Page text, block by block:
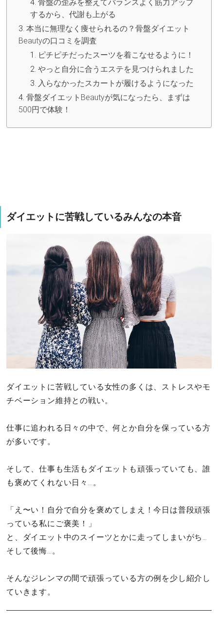
骨盤の歪みを整えてバランスよく筋力アップ
するから、代謝も上がる
本当に無理なく痩せられるの？骨盤ダイエット
Beautyの口コミを調査
ピチピチだったスーツを着こなせるように！
やっと自分に合うエステを見つけられました
入らなかったスカートが履けるようになった
骨盤ダイエットBeautyが気になったら、まずは
500円で体験！
ダイエットに苦戦しているみんなの本音
ダイエットに苦戦している女性の多くは、ストレスやモ
チベーション維持との戦い。
仕事に追われる日々の中で、何とか自分を保っている方
が多いです。
そして、仕事も生活もダイエットも頑張っていても、誰
も褒めてくれない日々…。
「え〜い！自分で自分を褒めてしまえ！今日は普段頑張
っている私にご褒美！」
と、ダイエット中のスイーツとかに走ってしまいがち…
そして後悔…。
そんなジレンマの間で頑張っている方の例を少し紹介し
ていきます。